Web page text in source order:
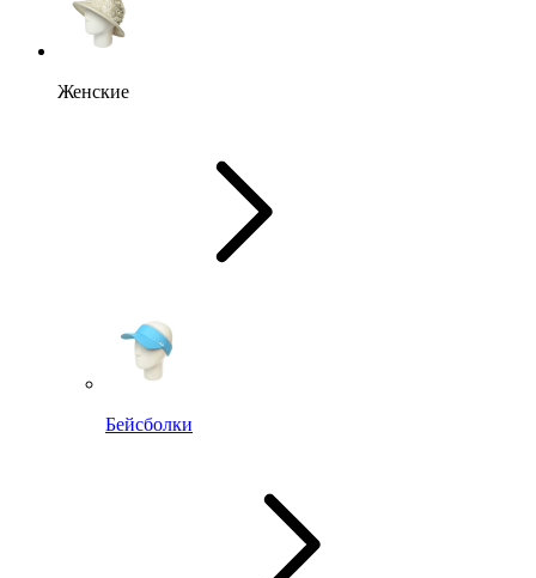
Женские
Бейсболки